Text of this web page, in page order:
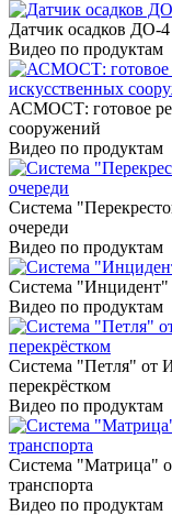
Датчик осадков ДО-4
Видео по продуктам
АСМОСТ: готовое
сооружений
Видео по продуктам
Система
очереди
Видео по продуктам
Система "Инцидент"
Видео по продуктам
Система "Петля" от
перекрёстком
Видео по продуктам
Система "Матрица"
транспорта
Видео по продуктам